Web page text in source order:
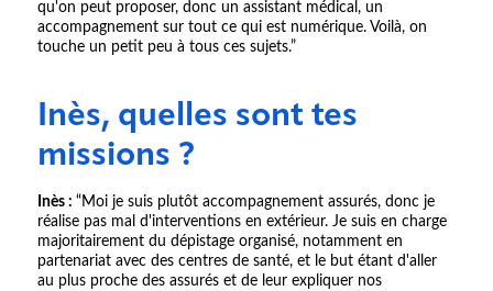
qu'on peut proposer, donc un assistant médical, un
accompagnement sur tout ce qui est numérique. Voilà, on
touche un petit peu à tous ces sujets.”
Inès, quelles sont tes
missions ?
Inès : “Moi je suis plutôt accompagnement assurés, donc je
réalise pas mal d'interventions en extérieur. Je suis en charge
majoritairement du dépistage organisé, notamment en
partenariat avec des centres de santé, et le but étant d'aller
au plus proche des assurés et de leur expliquer nos